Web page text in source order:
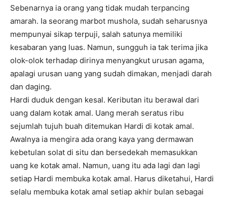
Sebenarnya ia orang yang tidak mudah terpancing
amarah. Ia seorang marbot mushola, sudah seharusnya
mempunyai sikap terpuji, salah satunya memiliki
kesabaran yang luas. Namun, sungguh ia tak terima jika
olok-olok terhadap dirinya menyangkut urusan agama,
apalagi urusan uang yang sudah dimakan, menjadi darah
dan daging.
Hardi duduk dengan kesal. Keributan itu berawal dari
uang dalam kotak amal. Uang merah seratus ribu
sejumlah tujuh buah ditemukan Hardi di kotak amal.
Awalnya ia mengira ada orang kaya yang dermawan
kebetulan solat di situ dan bersedekah memasukkan
uang ke kotak amal. Namun, uang itu ada lagi dan lagi
setiap Hardi membuka kotak amal. Harus diketahui, Hardi
selalu membuka kotak amal setiap akhir bulan sebagai